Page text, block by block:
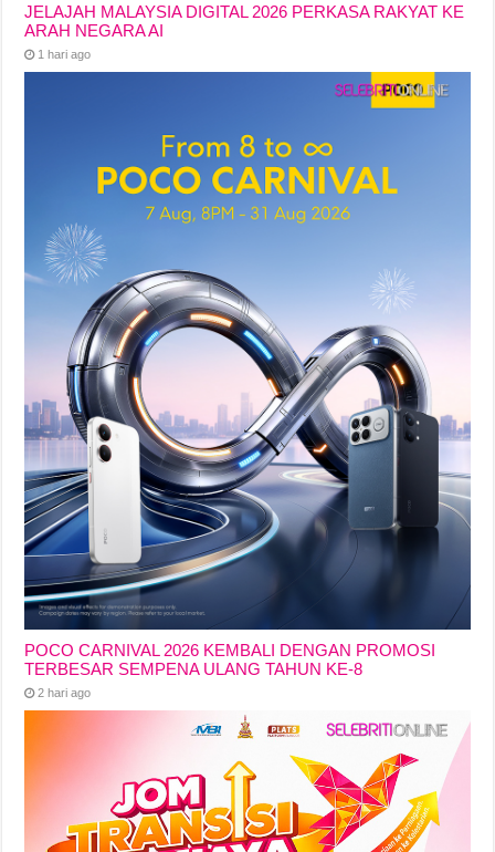
JELAJAH MALAYSIA DIGITAL 2026 PERKASA RAKYAT KE
ARAH NEGARA AI
1 hari ago
POCO CARNIVAL 2026 KEMBALI DENGAN PROMOSI
TERBESAR SEMPENA ULANG TAHUN KE-8
2 hari ago